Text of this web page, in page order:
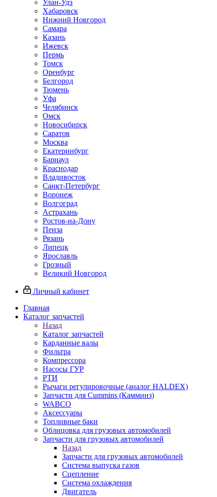
Улан-Удэ
Хабаровск
Нижний Новгород
Самара
Казань
Ижевск
Пермь
Томск
Оренбург
Белгород
Тюмень
Уфа
Челябинск
Омск
Новосибирск
Саратов
Москва
Екатеринбург
Барнаул
Краснодар
Владивосток
Санкт-Петербург
Воронеж
Волгоград
Астрахань
Ростов-на-Дону
Пенза
Рязань
Липецк
Ярославль
Грозный
Великий Новгород
Личный кабинет
Главная
Каталог запчастей
Назад
Каталог запчастей
Карданные валы
Фильтра
Компрессора
Насосы ГУР
РТИ
Рычаги регулировочные (аналог HALDEX)
Запчасти для Cummins (Камминз)
WABCO
Аксессуары
Топливные баки
Облицовка для грузовых автомобилей
Запчасти для грузовых автомобилей
Назад
Запчасти для грузовых автомобилей
Система выпуска газов
Сцепление
Система охлаждения
Двигатель